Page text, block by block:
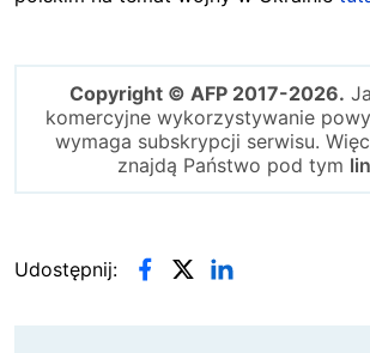
Copyright © AFP 2017-2026.
komercyjne wykorzystywanie
wymaga subskrypcji serwisu.
znajdą Państwo pod tym
Udostępnij: